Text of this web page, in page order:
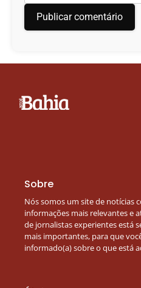
Sobre
Nós somos um site de notícias
informações mais relevantes e
de jornalistas experientes está
mais importantes, para que
informado(a) sobre o que está